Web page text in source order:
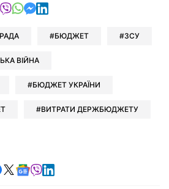
у Telegram
у Facebook
поділитись у X
відправити у Viber
відправити у Whatsapp
відправити у Messenger
відправити у LinkedIn
БЮДЖЕТ ЗСУ
ВІЙНА
БЮДЖЕТ УКРАЇНИ
ВИТРАТИ ДЕРЖБЮДЖЕТУ
у Telegram
Читайте у Facebook
Читайте у X
Читайте у Google news
Читайте у Viber
Читайте у LinkedIn